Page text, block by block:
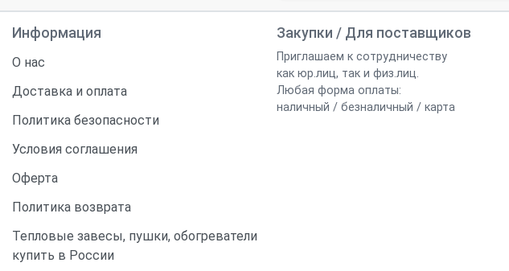
Информация
О нас
Доставка и оплата
Политика безопасности
Условия соглашения
Оферта
Политика возврата
Тепловые завесы, пушки, обогреватели
купить в России
Закупки / Для поставщиков
Приглашаем к сотрудничеству
как юр.лиц, так и физ.лиц.
Любая форма оплаты:
наличный / безналичный / карта